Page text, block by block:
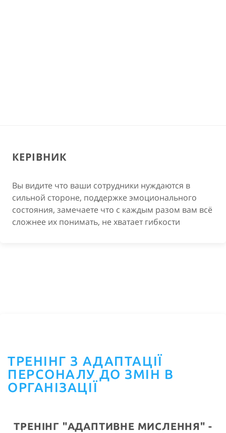
КЕРІВНИК
Вы видите что ваши сотрудники нуждаются в
сильной стороне, поддержке эмоционального
состояния, замечаете что с каждым разом вам всё
сложнее их понимать, не хватает гибкости
ТРЕНІНГ З АДАПТАЦІЇ
ПЕРСОНАЛУ ДО ЗМІН В
ОРГАНІЗАЦІЇ
ТРЕНІНГ "АДАПТИВНЕ МИСЛЕННЯ" -